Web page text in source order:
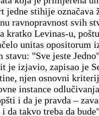
jedne stihije označava
ravnopravnost svih
kratko Levinas-u,
unitas opositorum
stavu: "Sve jeste
je izjavio, zapisao je
njen osnovni
instance
i da je pravda –
i da takvo treba da